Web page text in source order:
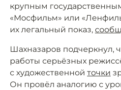
крупным
«Мосфильм» или
их легальный показ,
Шахназаров подчеркнул,
работы серьёзных
с художественной точки
Он провёл аналогию с